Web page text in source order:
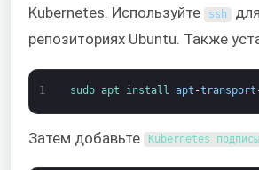
Kubernetes. Используйте
ssh
репозиториях Ubuntu. Также
1 sudo apt install apt -transport
Затем добавьте Kubernetes